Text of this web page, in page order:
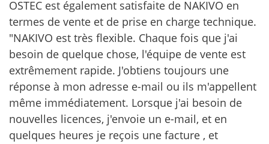
OSTEC est également satisfaite de NAKIVO en
termes de vente et de prise en charge technique.
"NAKIVO est très flexible. Chaque fois que j'ai
besoin de quelque chose, l'équipe de vente est
extrêmement rapide. J'obtiens toujours une
réponse à mon adresse e-mail ou ils m'appellent
même immédiatement. Lorsque j'ai besoin de
nouvelles licences, j'envoie un e-mail, et en
quelques heures je reçois une facture , et